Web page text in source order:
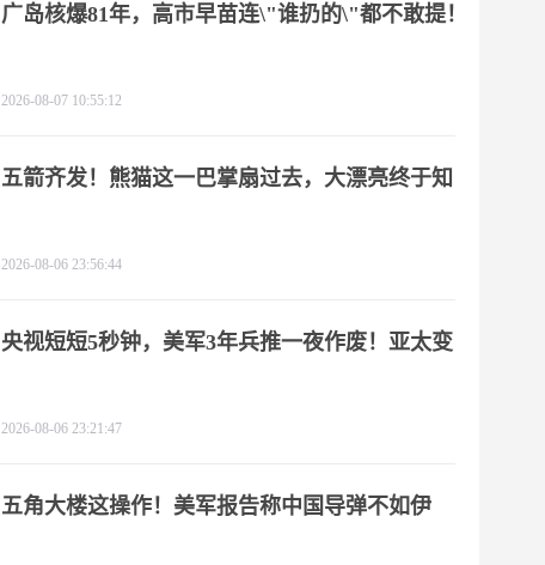
广岛核爆81年，高市早苗连\"谁扔的\"都不敢提！
2026-08-07 10:55:12
五箭齐发！熊猫这一巴掌扇过去，大漂亮终于知
2026-08-06 23:56:44
央视短短5秒钟，美军3年兵推一夜作废！亚太变
2026-08-06 23:21:47
五角大楼这操作！美军报告称中国导弹不如伊